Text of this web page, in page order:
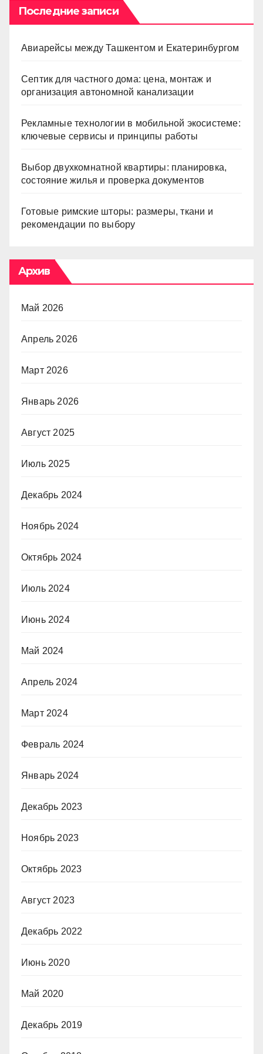
Последние записи
Авиарейсы между Ташкентом и Екатеринбургом
Септик для частного дома: цена, монтаж и
организация автономной канализации
Рекламные технологии в мобильной экосистеме:
ключевые сервисы и принципы работы
Выбор двухкомнатной квартиры: планировка,
состояние жилья и проверка документов
Готовые римские шторы: размеры, ткани и
рекомендации по выбору
Архив
Май 2026
Апрель 2026
Март 2026
Январь 2026
Август 2025
Июль 2025
Декабрь 2024
Ноябрь 2024
Октябрь 2024
Июль 2024
Июнь 2024
Май 2024
Апрель 2024
Март 2024
Февраль 2024
Январь 2024
Декабрь 2023
Ноябрь 2023
Октябрь 2023
Август 2023
Декабрь 2022
Июнь 2020
Май 2020
Декабрь 2019